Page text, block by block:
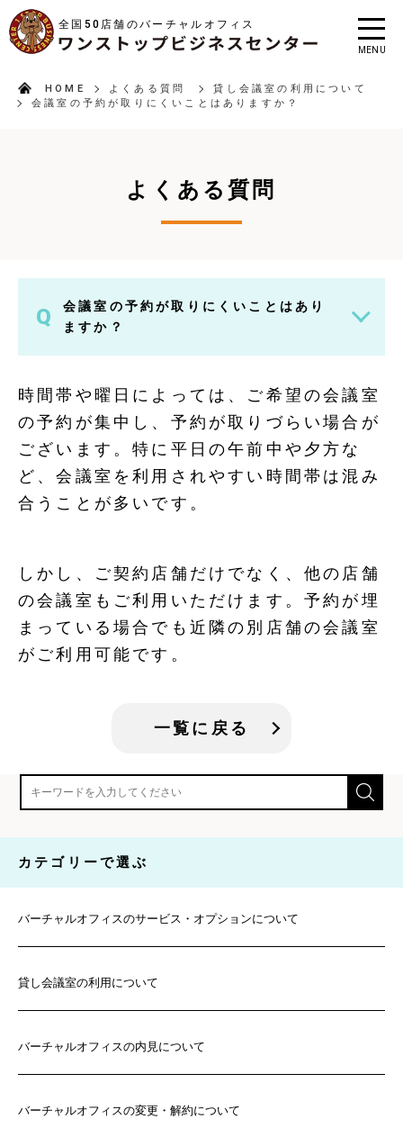
全国50店舗のバーチャルオフィス
MENU
HOME よくある質問
貸し会議室の利用について
会議室の予約が取りにくいことはありますか？
よくある質問
Q
会議室の予約が取りにくいことはあり
ますか？
時間帯や曜日によっては、ご希望の会議室
の予約が集中し、予約が取りづらい場合が
ございます。特に平日の午前中や夕方な
ど、会議室を利用されやすい時間帯は混み
合うことが多いです。
しかし、ご契約店舗だけでなく、他の店舗
の会議室もご利用いただけます。予約が埋
まっている場合でも近隣の別店舗の会議室
がご利用可能です。
一覧に戻る
カテゴリーで選ぶ
バーチャルオフィスのサービス・オプションについて
貸し会議室の利用について
バーチャルオフィスの内見について
バーチャルオフィスの変更・解約について